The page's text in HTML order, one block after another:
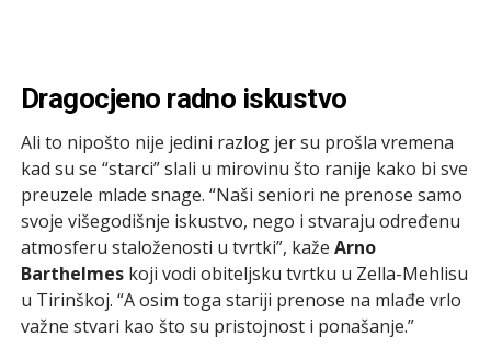
Dragocjeno radno iskustvo
Ali to nipošto nije jedini razlog jer su prošla vremena
kad su se “starci” slali u mirovinu što ranije kako bi sve
preuzele mlade snage. “Naši seniori ne prenose samo
svoje višegodišnje iskustvo, nego i stvaraju određenu
atmosferu staloženosti u tvrtki”, kaže Arno
Barthelmes koji vodi obiteljsku tvrtku u Zella-Mehlisu
u Tirinškoj. “A osim toga stariji prenose na mlađe vrlo
važne stvari kao što su pristojnost i ponašanje.”